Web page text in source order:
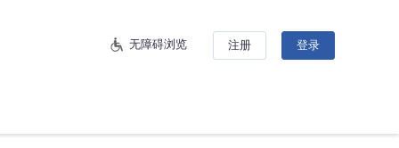
无障碍浏览 注册 登录